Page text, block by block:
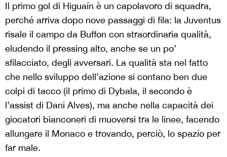
Il primo gol di Higuaín è un capolavoro di squadra,
perché arriva dopo nove passaggi di fila: la Juventus
risale il campo da Buffon con straordinaria qualità,
eludendo il pressing alto, anche se un po’
sfilacciato, degli avversari. La qualità sta nel fatto
che nello sviluppo dell’azione si contano ben due
colpi di tacco (il primo di Dybala, il secondo è
l’assist di Dani Alves), ma anche nella capacità dei
giocatori bianconeri di muoversi tra le linee, facendo
allungare il Monaco e trovando, perciò, lo spazio per
far male.